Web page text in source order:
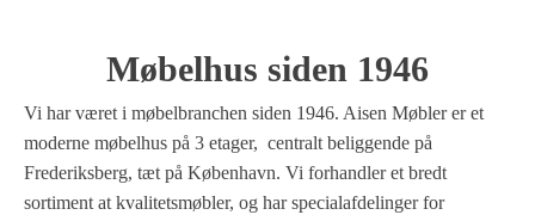
Møbelhus siden 1946
Vi har været i møbelbranchen siden 1946. Aisen Møbler er et
moderne møbelhus på 3 etager, centralt beliggende på
Frederiksberg, tæt på København. Vi forhandler et bredt
sortiment at kvalitetsmøbler, og har specialafdelinger for